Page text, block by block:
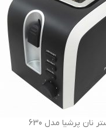
نان پرشيا مدل 630